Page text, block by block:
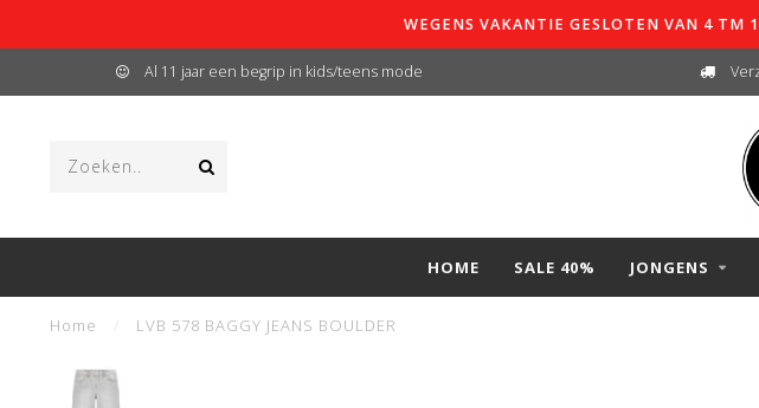
WEGENS VAKANTIE GESLOTEN VAN 4 TM
Al 11 jaar een begrip in kids/teens mode
HOME SALE 40% JONGENS
Home LVB 578 BAGGY JEANS BOULDER